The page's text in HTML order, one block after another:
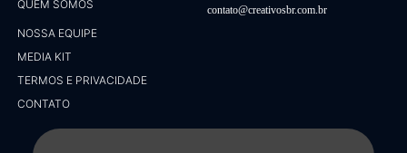
QUEM SOMOS
NOSSA EQUIPE
MEDIA KIT
TERMOS E PRIVACIDADE
CONTATO
contato@creativosbr.com.br